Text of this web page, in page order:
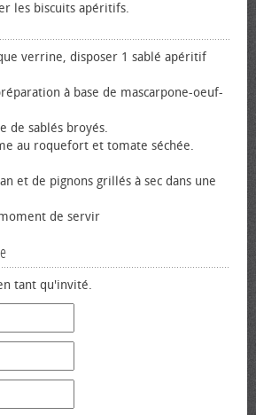
les biscuits apéritifs.
verrine, disposer 1 sablé apéritif
à base de mascarpone-oeuf-
de sablés broyés.
au roquefort et tomate séchée.
et de pignons grillés à sec dans une
de servir
tant qu'invité.